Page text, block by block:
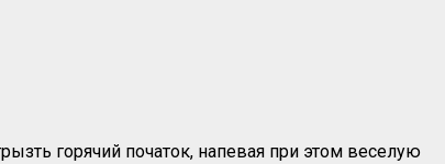
горячий початок, напевая при этом веселую